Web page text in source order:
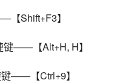
【Shift+F3】
键——【Alt+H, H】
——【Ctrl+9】